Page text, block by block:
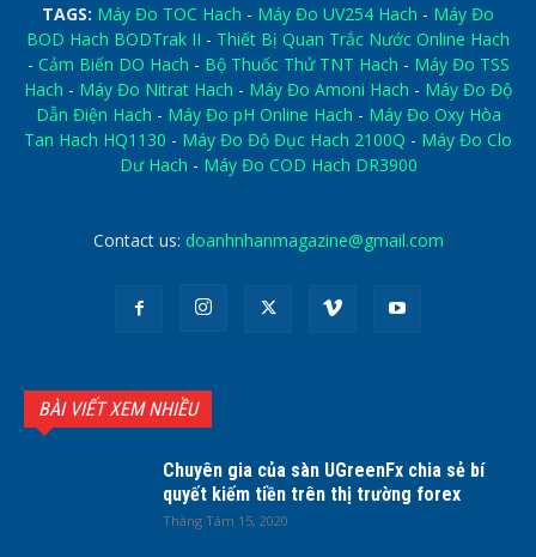
TAGS: Máy Đo TOC Hach - Máy Đo UV254 Hach - Máy Đo
BOD Hach BODTrak II - Thiết Bị Quan Trắc Nước Online Hach
- Cảm Biến DO Hach - Bộ Thuốc Thử TNT Hach - Máy Đo TSS
Hach - Máy Đo Nitrat Hach - Máy Đo Amoni Hach - Máy Đo Độ
Dẫn Điện Hach - Máy Đo pH Online Hach - Máy Đo Oxy Hòa
Tan Hach HQ1130 - Máy Đo Độ Đục Hach 2100Q - Máy Đo Clo
Dư Hach - Máy Đo COD Hach DR3900
Contact us: doanhnhanmagazine@gmail.com
BÀI VIẾT XEM NHIỀU
Chuyên gia của sàn UGreenFx chia sẻ bí
quyết kiếm tiền trên thị trường forex
Tháng Tám 15, 2020